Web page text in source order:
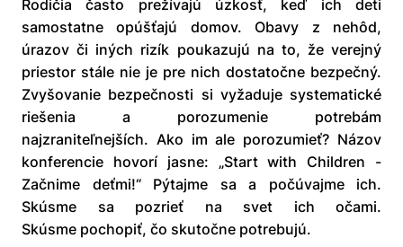
Rodičia často prežívajú úzkosť, keď ich deti
samostatne opúšťajú domov. Obavy z nehôd,
úrazov či iných rizík poukazujú na to, že verejný
priestor stále nie je pre nich dostatočne bezpečný.
Zvyšovanie bezpečnosti si vyžaduje systematické
riešenia a porozumenie potrebám
najzraniteľnejších. Ako im ale porozumieť? Názov
konferencie hovorí jasne: „Start with Children -
Začnime deťmi!“ Pýtajme sa a počúvajme ich.
Skúsme sa pozrieť na svet ich očami.
Skúsme pochopiť, čo skutočne potrebujú.